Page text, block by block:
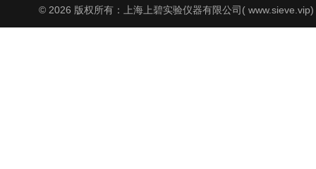
© 2026 版权所有：上海上碧实验仪器有限公司(